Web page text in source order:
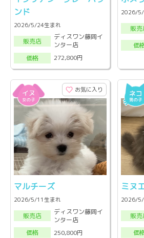
ンド
2026/5/24生まれ
販売店
ディスワン藤岡イ
ンター店
価格
272,800円
2026/5/
販売
価
お気に入り
マルチーズ
2026/5/11生まれ
販売店
ディスワン藤岡イ
ンター店
価格
250,800円
ミヌ
2026/5/
販売
価